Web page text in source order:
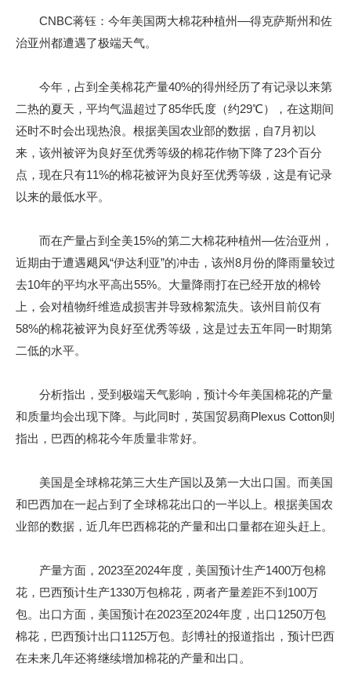
CNBC蒋钰：今年美国两大棉花种植州––得克萨斯州和佐
治亚州都遭遇了极端天气。
今年，占到全美棉花产量40%的得州经历了有记录以来第
二热的夏天，平均气温超过了85华氏度（约29℃），在这期间
还时不时会出现热浪。根据美国农业部的数据，自7月初以
来，该州被评为良好至优秀等级的棉花作物下降了23个百分
点，现在只有11%的棉花被评为良好至优秀等级，这是有记录
以来的最低水平。
而在产量占到全美15%的第二大棉花种植州––佐治亚州，
近期由于遭遇飓风“伊达利亚”的冲击，该州8月份的降雨量较过
去10年的平均水平高出55%。大量降雨打在已经开放的棉铃
上，会对植物纤维造成损害并导致棉絮流失。该州目前仅有
58%的棉花被评为良好至优秀等级，这是过去五年同一时期第
二低的水平。
分析指出，受到极端天气影响，预计今年美国棉花的产量
和质量均会出现下降。与此同时，英国贸易商Plexus Cotton则
指出，巴西的棉花今年质量非常好。
美国是全球棉花第三大生产国以及第一大出口国。而美国
和巴西加在一起占到了全球棉花出口的一半以上。根据美国农
业部的数据，近几年巴西棉花的产量和出口量都在迎头赶上。
产量方面，2023至2024年度，美国预计生产1400万包棉
花，巴西预计生产1330万包棉花，两者产量差距不到100万
包。出口方面，美国预计在2023至2024年度，出口1250万包
棉花，巴西预计出口1125万包。彭博社的报道指出，预计巴西
在未来几年还将继续增加棉花的产量和出口。